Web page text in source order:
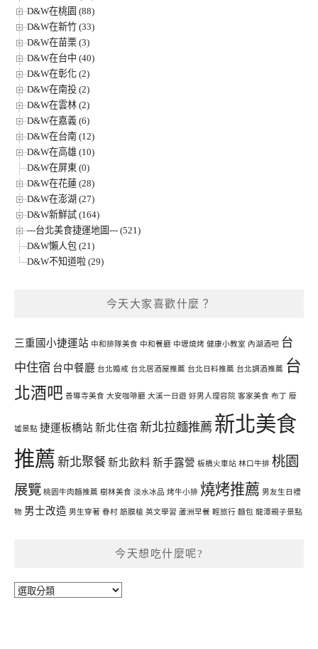
D&W在桃園 (88)
D&W在新竹 (33)
D&W在苗栗 (3)
D&W在台中 (40)
D&W在彰化 (2)
D&W在南投 (2)
D&W在雲林 (2)
D&W在嘉義 (6)
D&W在台南 (12)
D&W在高雄 (10)
D&W在屏東 (0)
D&W在花蓮 (28)
D&W在澎湖 (27)
D&W新鮮試 (164)
---台北美食捷運地圖--- (521)
D&W懶人包 (21)
D&W不知道啦 (29)
今天大家喜歡什麼？
三重國小捷運站 中和排隊美食 中和餐廳 中壢燒烤 健康小教室 內湖酒吧 台
中住宿 台中餐廳 台北婚戒 台北居酒屋推薦 台北日料推薦 台北調酒推薦 台
北酒吧 善導寺美食 大安咖啡廳 大溪一日遊 好男人理容院 客家美食 布丁 廢
墟景點 捷運板橋站 新北住宿 新北拉麵推薦 新北美食
推薦 新北聚餐新北飲料 新手露營 板橋火車站 林口牛排 桃園
展覽 桃園牛肉麵推薦 樹林美食 淡水冰品 烤牛小排 燒烤推薦 男友生日禮
物 男士改造 男生穿著 眷村 筋膜槍 英文學習 蘆洲早餐 輕旅行 麵包 龍潭親子景點
今天想吃什麼呢?
今